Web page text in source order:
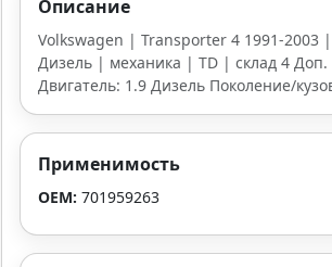
Описание
Volkswagen | Transporter 4 1991-
Дизель | механика | TD | склад 4 Доп.
Двигатель: 1.9 Дизель Поколение/
Применимость
OEM: 701959263